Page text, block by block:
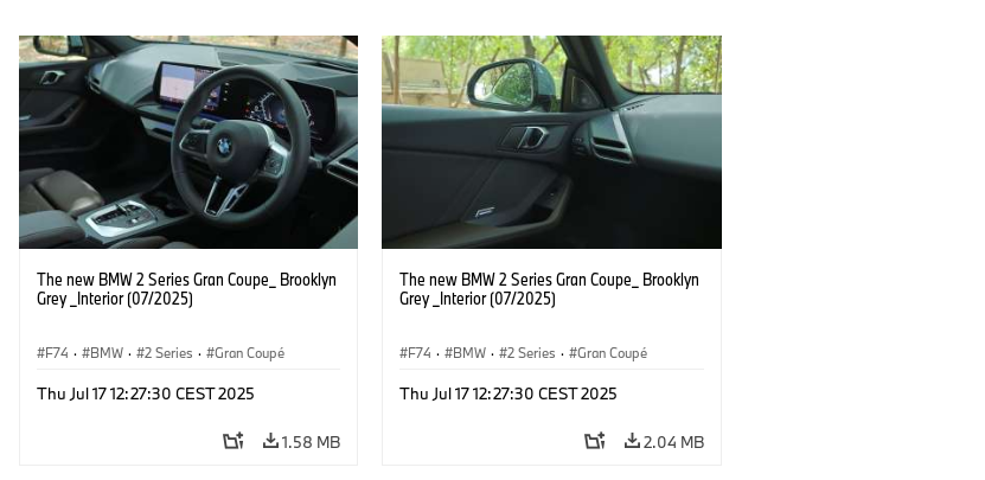
The new BMW 2 Series Gran Coupe_ Brooklyn
Grey _Interior (07/2025)
F74 · BMW · 2 Series · Gran Coupé
Thu Jul 17 12:27:30 CEST 2025
1.58 MB
The new BMW 2 Series Gran Coupe_ Brooklyn
Grey _Interior (07/2025)
F74 · BMW · 2 Series · Gran Coupé
Thu Jul 17 12:27:30 CEST 2025
2.04 MB